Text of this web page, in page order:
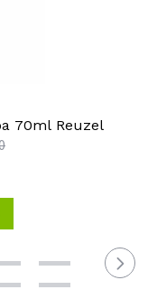
70ml Reuzel